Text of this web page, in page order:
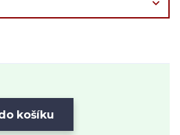
košíku